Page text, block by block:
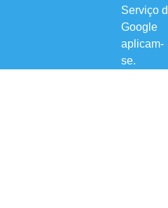
Serviço
Google
aplicam-
se.